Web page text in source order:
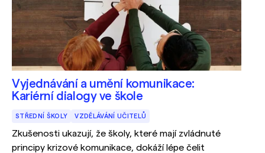
Vyjednávání a umění komunikace:
Kariérní dialogy ve škole
STŘEDNÍ ŠKOLY VZDĚLÁVÁNÍ UČITELŮ
Zkušenosti ukazují, že školy, které mají zvládnuté
principy krizové komunikace, dokáží lépe čelit